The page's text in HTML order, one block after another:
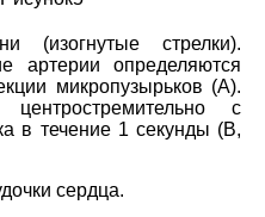
(изогнутые стрелки).
артерии определяются
микропузырьков (А).
центростремительно с
в течение 1 секунды (B,
сердца.